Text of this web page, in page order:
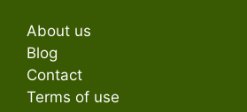
About us
Blog
Contact
Terms of use